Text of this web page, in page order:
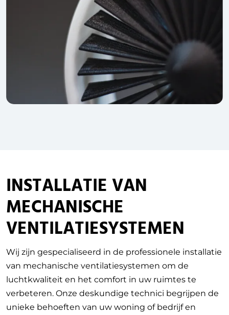
INSTALLATIE VAN
MECHANISCHE
VENTILATIESYSTEMEN
Wij zijn gespecialiseerd in de professionele installatie
van mechanische ventilatiesystemen om de
luchtkwaliteit en het comfort in uw ruimtes te
verbeteren. Onze deskundige technici begrijpen de
unieke behoeften van uw woning of bedrijf en